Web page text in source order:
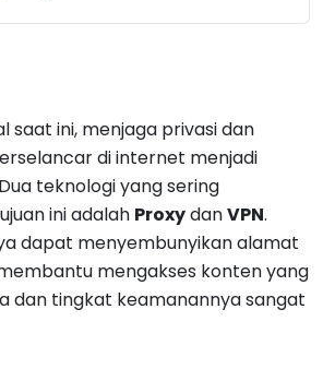
saat ini, menjaga privasi dan
di internet menjadi
teknologi yang sering
ini adalah ProxydanVPN.
dapat menyembunyikan alamat
mengakses konten yang
dan tingkat keamanannya sangat